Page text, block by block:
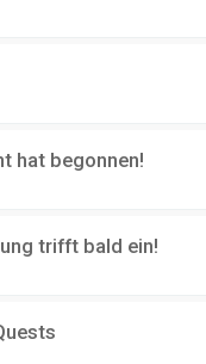
hat begonnen!
trifft bald ein!